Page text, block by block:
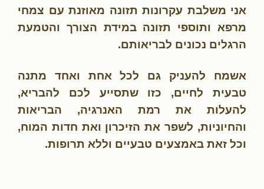
אני משלבת עקרונות תזונה מאוזנת עם צמחי
מרפא ותוספי תזונה במידת הצורך והטמעת
הרגלים נכונים לבריאותם.
אשמח להעניק גם לכל אחת ואחד מתנה
טבעית לחיים, כזו שתסייע לכם להבריא,
להעלות את רמת האנרגיה, הבריאות
והחיוניות, לשפר את הזיכרון ואת חדות המוח,
וכל זאת באמצעים טבעיים וללא תרופות.